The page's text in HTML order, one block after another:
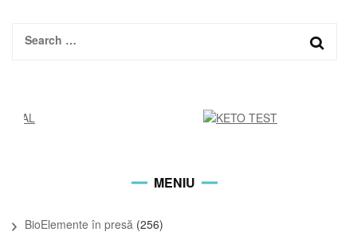
Search
MENIU
BioElemente în presă (256)